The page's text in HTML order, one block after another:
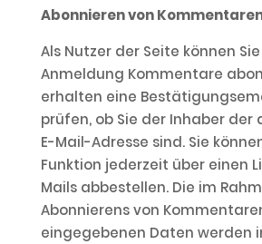
Abonnieren von
Als Nutzer der Seite können
Anmeldung Kommentare
erhalten eine
prüfen, ob Sie der Inhaber der
E-Mail-Adresse sind. Sie
Funktion jederzeit über einen
Mails abbestellen. Die im
Abonnierens von
eingegebenen Daten werden